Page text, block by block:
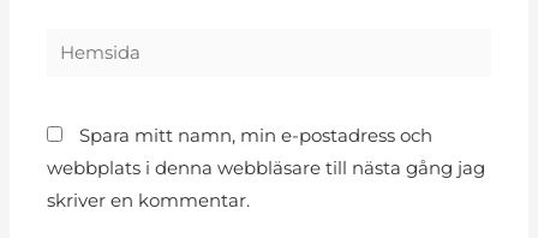
Spara mitt namn, min e-postadress och
webbplats i denna webbläsare till nästa gång jag
skriver en kommentar.